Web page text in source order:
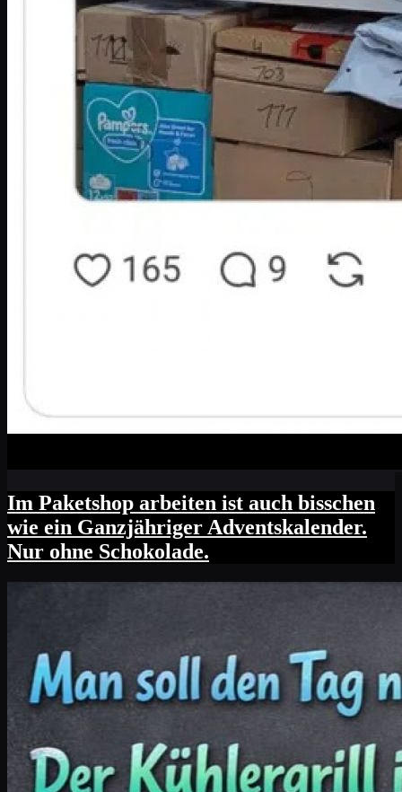
Im Paketshop arbeiten ist auch bisschen
wie ein Ganzjähriger Adventskalender.
Nur ohne Schokolade.